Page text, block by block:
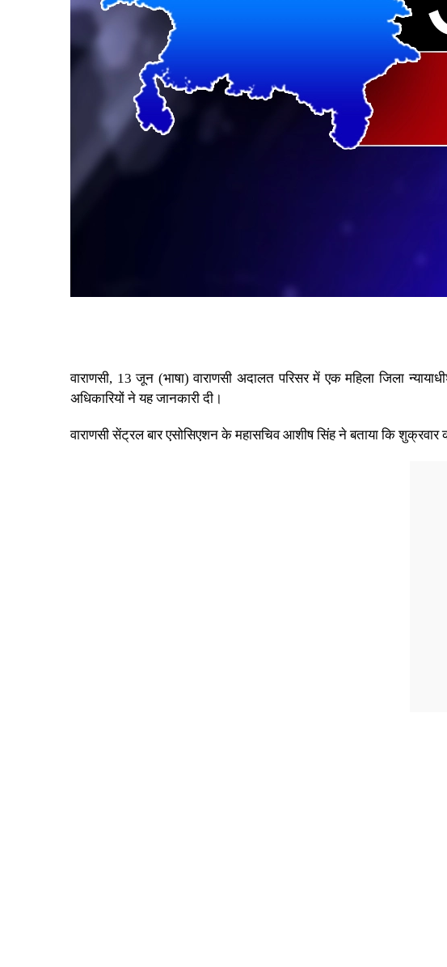
वाराणसी, 13 जून (भाषा) वाराणसी अदालत परिसर में एक महिला जिला
अधिकारियों ने यह जानकारी दी।
वाराणसी सेंट्रल बार एसोसिएशन के महासचिव आशीष सिंह ने बताया कि